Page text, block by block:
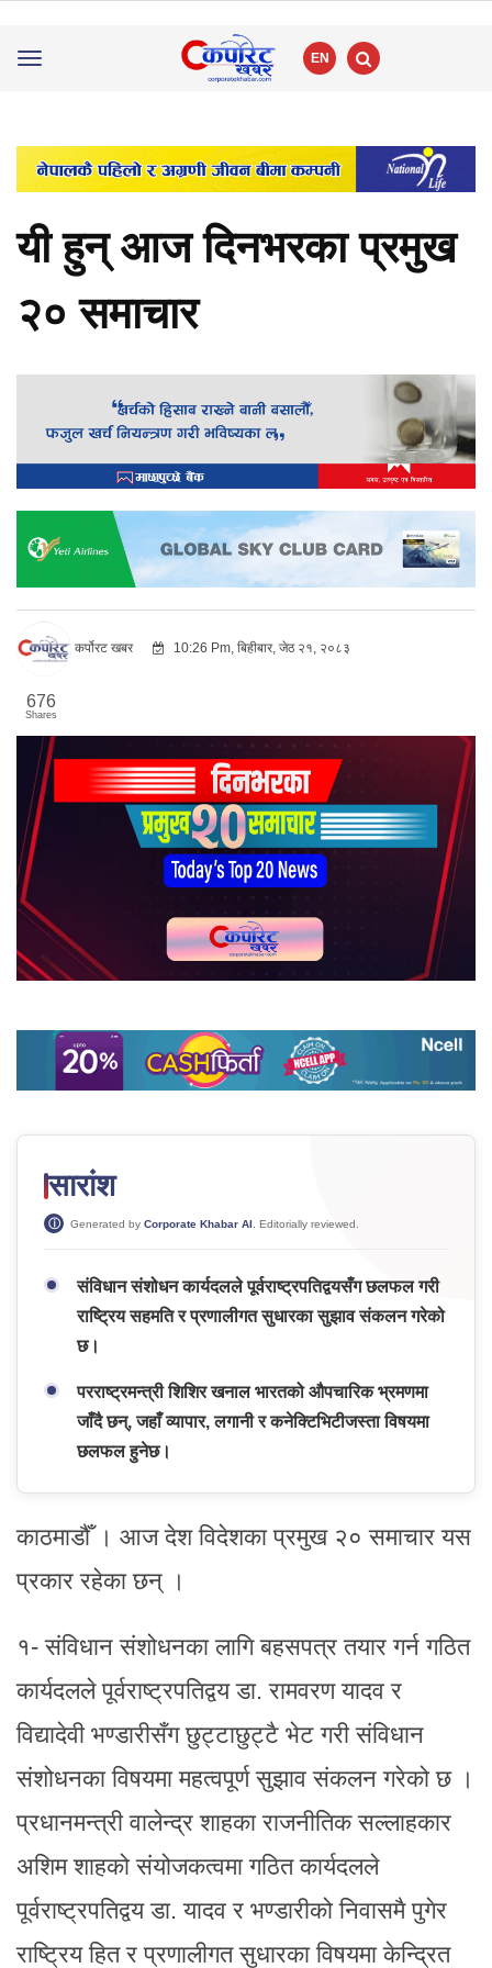
Toggle
EN
यी हुन् आज दिनभरका प्रमुख
२० समाचार
कर्पोरट खबर 10:26 Pm, बिहीबार, जेठ २१, २०८३
676
Shares
सारांश
Generated by Corporate Khabar AI . Editorially reviewed.
संविधान संशोधन कार्यदलले पूर्वराष्ट्रपतिद्वयसँग छलफल गरी
राष्ट्रिय सहमति र प्रणालीगत सुधारका सुझाव संकलन गरेको
छ।
परराष्ट्रमन्त्री शिशिर खनाल भारतको औपचारिक भ्रमणमा
जाँदै छन्, जहाँ व्यापार, लगानी र कनेक्टिभिटीजस्ता विषयमा
छलफल हुनेछ।
काठमाडौँ । आज देश विदेशका प्रमुख २० समाचार यस
प्रकार रहेका छन् ।
१- संविधान संशोधनका लागि बहसपत्र तयार गर्न गठित
कार्यदलले पूर्वराष्ट्रपतिद्वय डा. रामवरण यादव र
विद्यादेवी भण्डारीसँग छुट्टाछुट्टै भेट गरी संविधान
संशोधनका विषयमा महत्वपूर्ण सुझाव संकलन गरेको छ ।
प्रधानमन्त्री वालेन्द्र शाहका राजनीतिक सल्लाहकार
अशिम शाहको संयोजकत्वमा गठित कार्यदलले
पूर्वराष्ट्रपतिद्वय डा. यादव र भण्डारीको निवासमै पुगेर
राष्ट्रिय हित र प्रणालीगत सुधारका विषयमा केन्द्रित